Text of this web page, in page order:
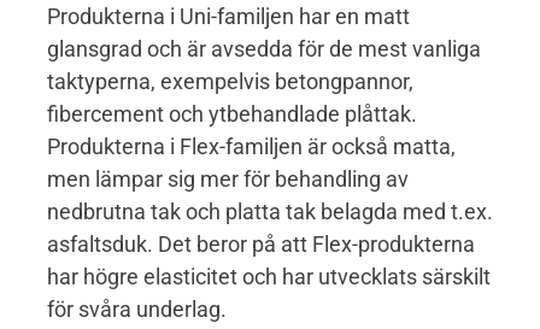
Produkterna i Uni-familjen har en matt
glansgrad och är avsedda för de mest vanliga
taktyperna, exempelvis betongpannor,
fibercement och ytbehandlade plåttak.
Produkterna i Flex-familjen är också matta,
men lämpar sig mer för behandling av
nedbrutna tak och platta tak belagda med t.ex.
asfaltsduk. Det beror på att Flex-produkterna
har högre elasticitet och har utvecklats särskilt
för svåra underlag.